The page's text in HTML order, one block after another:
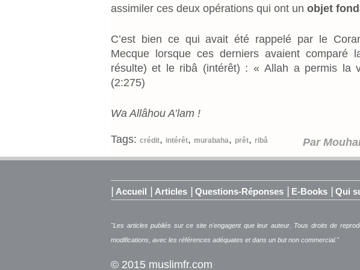
assimiler ces deux opérations qui ont un objet
C’est bien ce qui avait été rappelé par le
Mecque lorsque ces derniers avaient
résulte) et le ribâ (intérêt) : « Allah a permis la
(2:275)
Wa Allâhou A’lam !
Par
Tags: crédit, intérêt, murabaha, prêt, ribâ
| Accueil | Articles | Questions-Réponses | E-Books | Qui
"Les articles publiés sur ce site n'engagent que leur auteur. Tous droits de
modifications, avec les références adéquates et dans un but non commercial."
© 2015 muslimfr.com